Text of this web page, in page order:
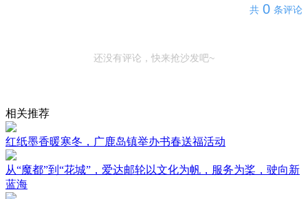
共 0 条评论
还没有评论，快来抢沙发吧~
相关推荐
红纸墨香暖寒冬，广鹿岛镇举办书春送福活动
从“魔都”到“花城”，爱达邮轮以文化为帆，服务为桨，驶向新
蓝海